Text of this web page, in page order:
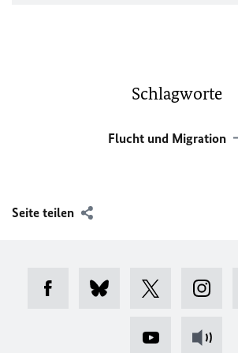
Schlagworte
Flucht und Migration
Seite teilen